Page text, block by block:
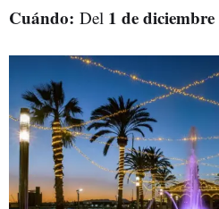
Cuándo: Del 1 de